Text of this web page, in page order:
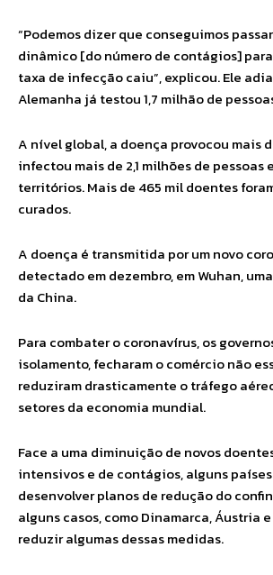
“Podemos dizer que conseguimos
dinâmico [do número de contágios]
taxa de infecção caiu”, explicou. Ele
Alemanha já testou 1,7 milhão de
A nível global, a doença provocou mais
infectou mais de 2,1 milhões de pessoas
territórios. Mais de 465 mil doentes
curados.
A doença é transmitida por um novo
detectado em dezembro, em Wuhan,
da China.
Para combater o coronavírus, os
isolamento, fecharam o comércio não
reduziram drasticamente o tráfego
setores da economia mundial.
Face a uma diminuição de novos
intensivos e de contágios, alguns
desenvolver planos de redução do
alguns casos, como Dinamarca, Áustria
reduzir algumas dessas medidas.